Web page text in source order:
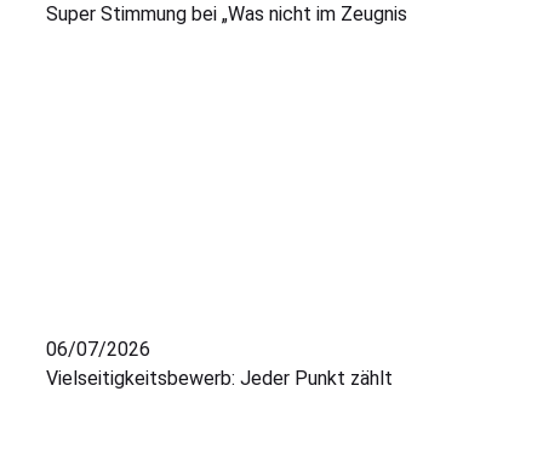
Super Stimmung bei „Was nicht im Zeugnis
06/07/2026
Vielseitigkeitsbewerb: Jeder Punkt zählt